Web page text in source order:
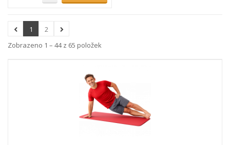
1
2
Zobrazeno 1 – 44 z 65 položek